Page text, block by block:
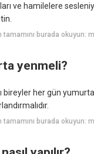
ve hamilelere
tamamını burada okuyun:
yenmeli?
bireyler her gün
tamamını burada okuyun: